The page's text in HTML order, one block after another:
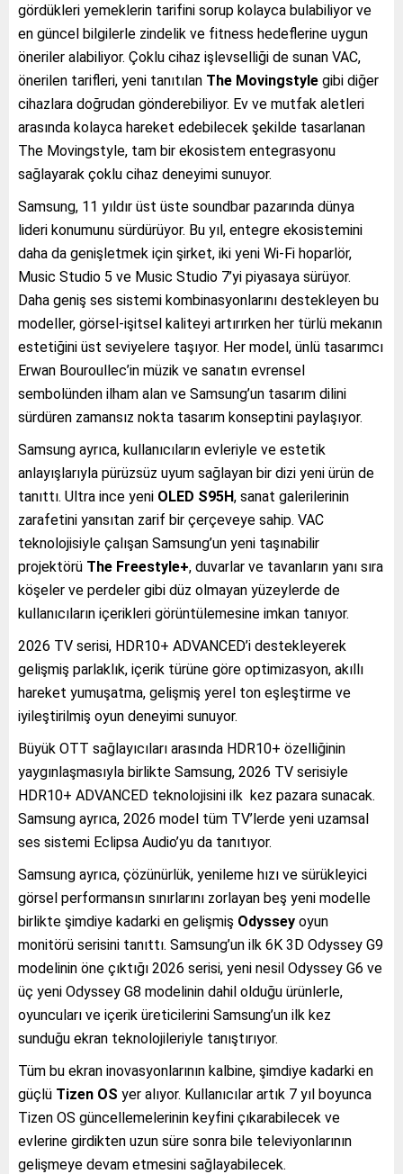
gördükleri yemeklerin tarifini sorup kolayca bulabiliyor ve
en güncel bilgilerle zindelik ve fitness hedeflerine uygun
öneriler alabiliyor. Çoklu cihaz işlevselliği de sunan VAC,
önerilen tarifleri, yeni tanıtılan The Movingstyle gibi diğer
cihazlara doğrudan gönderebiliyor. Ev ve mutfak aletleri
arasında kolayca hareket edebilecek şekilde tasarlanan
The Movingstyle, tam bir ekosistem entegrasyonu
sağlayarak çoklu cihaz deneyimi sunuyor.
Samsung, 11 yıldır üst üste soundbar pazarında dünya
lideri konumunu sürdürüyor. Bu yıl, entegre ekosistemini
daha da genişletmek için şirket, iki yeni Wi-Fi hoparlör,
Music Studio 5 ve Music Studio 7’yi piyasaya sürüyor.
Daha geniş ses sistemi kombinasyonlarını destekleyen bu
modeller, görsel-işitsel kaliteyi artırırken her türlü mekanın
estetiğini üst seviyelere taşıyor. Her model, ünlü tasarımcı
Erwan Bouroullec’in müzik ve sanatın evrensel
sembolünden ilham alan ve Samsung’un tasarım dilini
sürdüren zamansız nokta tasarım konseptini paylaşıyor.
Samsung ayrıca, kullanıcıların evleriyle ve estetik
anlayışlarıyla pürüzsüz uyum sağlayan bir dizi yeni ürün de
tanıttı. Ultra ince yeni OLED S95H, sanat galerilerinin
zarafetini yansıtan zarif bir çerçeveye sahip. VAC
teknolojisiyle çalışan Samsung’un yeni taşınabilir
projektörü The Freestyle+, duvarlar ve tavanların yanı sıra
köşeler ve perdeler gibi düz olmayan yüzeylerde de
kullanıcıların içerikleri görüntülemesine imkan tanıyor.
2026 TV serisi, HDR10+ ADVANCED’i destekleyerek
gelişmiş parlaklık, içerik türüne göre optimizasyon, akıllı
hareket yumuşatma, gelişmiş yerel ton eşleştirme ve
iyileştirilmiş oyun deneyimi sunuyor.
Büyük OTT sağlayıcıları arasında HDR10+ özelliğinin
yaygınlaşmasıyla birlikte Samsung, 2026 TV serisiyle
HDR10+ ADVANCED teknolojisini ilk kez pazara sunacak.
Samsung ayrıca, 2026 model tüm TV’lerde yeni uzamsal
ses sistemi Eclipsa Audio’yu da tanıtıyor.
Samsung ayrıca, çözünürlük, yenileme hızı ve sürükleyici
görsel performansın sınırlarını zorlayan beş yeni modelle
birlikte şimdiye kadarki en gelişmiş Odyssey oyun
monitörü serisini tanıttı. Samsung’un ilk 6K 3D Odyssey G9
modelinin öne çıktığı 2026 serisi, yeni nesil Odyssey G6 ve
üç yeni Odyssey G8 modelinin dahil olduğu ürünlerle,
oyuncuları ve içerik üreticilerini Samsung’un ilk kez
sunduğu ekran teknolojileriyle tanıştırıyor.
Tüm bu ekran inovasyonlarının kalbine, şimdiye kadarki en
güçlü Tizen OS yer alıyor. Kullanıcılar artık 7 yıl boyunca
Tizen OS güncellemelerinin keyfini çıkarabilecek ve
evlerine girdikten uzun süre sonra bile televiyonlarının
gelişmeye devam etmesini sağlayabilecek.